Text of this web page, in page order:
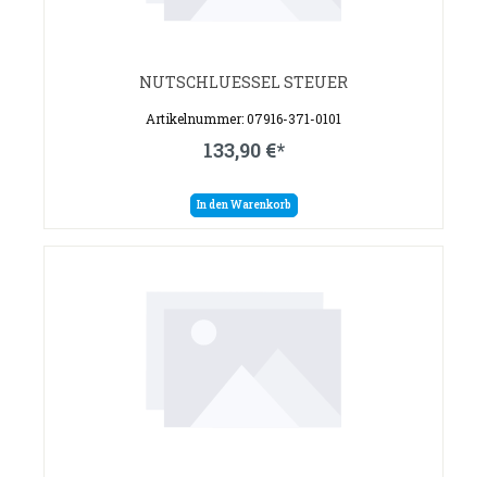
NUTSCHLUESSEL STEUER
Artikelnummer: 07916-371-0101
133,90 €*
In den Warenkorb